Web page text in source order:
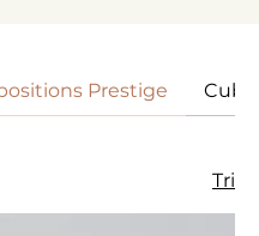
Prestige
Tri